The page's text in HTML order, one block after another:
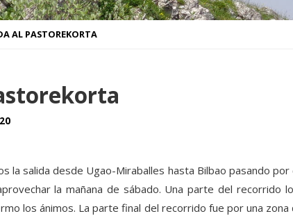
AL PASTOREKORTA
la salida desde Ugao-Miraballes hasta Bilbao pasando
la mañana de sábado. Una parte del recorrido
los ánimos. La parte final del recorrido fue por una